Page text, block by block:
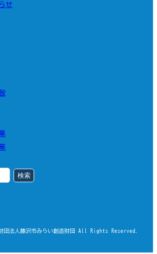
せ
検索
法人藤沢市みらい創造財団 All Rights Reserved.